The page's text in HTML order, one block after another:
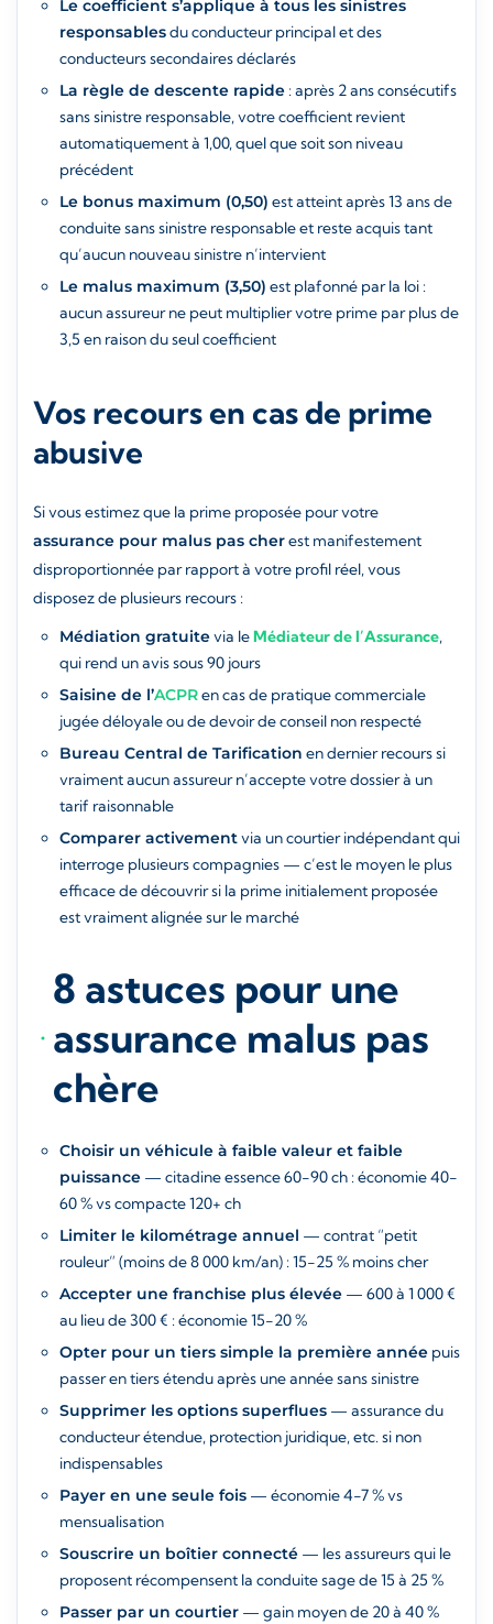
Le coefficient s’applique à tous les sinistres
responsablesdu conducteur principal et des
conducteurs secondaires déclarés
La règle de descente rapide : après 2 ans consécutifs
sans sinistre responsable, votre coefficient revient
automatiquement à 1,00, quel que soit son niveau
précédent
Le bonus maximum (0,50) est atteint après 13 ans de
conduite sans sinistre responsable et reste acquis tant
qu’aucun nouveau sinistre n’intervient
Le malus maximum (3,50) est plafonné par la loi :
aucun assureur ne peut multiplier votre prime par plus de
3,5 en raison du seul coefficient
Vos recours en cas de prime
abusive
Si vous estimez que la prime proposée pour votre
assurance pour malus pas cherest manifestement
disproportionnée par rapport à votre profil réel, vous
disposez de plusieurs recours :
Médiation gratuitevia leMédiateur de l’Assurance,
qui rend un avis sous 90 jours
Saisine de l’ACPRen cas de pratique commerciale
jugée déloyale ou de devoir de conseil non respecté
Bureau Central de Tarification en dernier recours si
vraiment aucun assureur n’accepte votre dossier à un
tarif raisonnable
Comparer activementvia un courtier indépendant qui
interroge plusieurs compagnies — c’est le moyen le plus
efficace de découvrir si la prime initialement proposée
est vraiment alignée sur le marché
8 astuces pour une
assurance malus pas
chère
Choisir un véhicule à faible valeur et faible
puissance — citadine essence 60-90 ch : économie 40-
60 % vs compacte 120+ ch
Limiter le kilométrage annuel — contrat “petit
rouleur” (moins de 8 000 km/an) : 15-25 % moins cher
Accepter une franchise plus élevée — 600 à 1 000 €
au lieu de 300 € : économie 15-20 %
Opter pour un tiers simple la première année puis
passer en tiers étendu après une année sans sinistre
Supprimer les options superflues — assurance du
conducteur étendue, protection juridique, etc. si non
indispensables
Payer en une seule fois — économie 4-7 % vs
mensualisation
Souscrire un boîtier connecté — les assureurs qui le
proposent récompensent la conduite sage de 15 à 25 %
Passer par un courtier — gain moyen de 20 à 40 %